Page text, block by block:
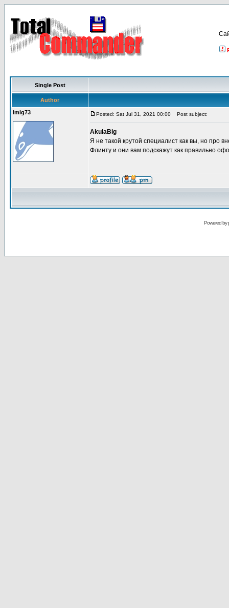
Single Post
Author
imig73
Posted: Sat Jul 31, 2021 00:00 Post subject:
AkulaBig
Я не такой крутой специалист как вы, но про
Флинту и они вам подскажут как правильно
Powered by